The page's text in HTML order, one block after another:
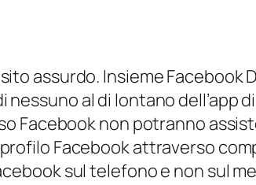
assurdo. Insieme Facebook
al di lontano dell’app
Facebook non potranno
Facebook attraverso
sul telefono e non sul